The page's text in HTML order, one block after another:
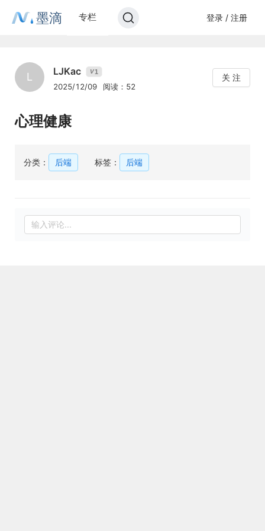
墨滴 专栏 登录 / 注册
L LJKac V1
2025/12/09 阅读：52
关 注
心理健康
分类： 后端 标签： 后端